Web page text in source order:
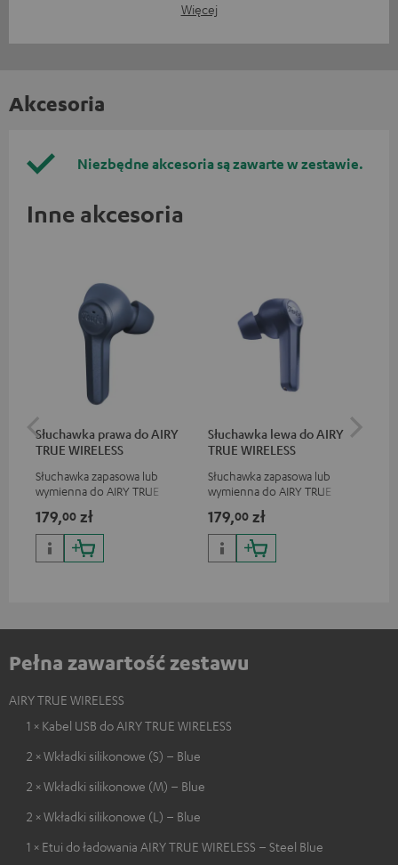
Więcej
Akcesoria
Niezbędne akcesoria są zawarte w zestawie.
Inne akcesoria
Słuchawka prawa do AIRY
TRUE WIRELESS
Słuchawka zapasowa lub
wymienna do AIRY TRUE
słuchawek AIRY TWS
179,00 zł
Słuchawka lewa do AIRY
TRUE WIRELESS
Słuchawka zapasowa lub
wymienna do AIRY TRUE
słuchawek AIRY TWS
179,00 zł
Pełna zawartość zestawu
AIRY TRUE WIRELESS
1 × Kabel USB do AIRY TRUE WIRELESS
2 × Wkładki silikonowe (S) – Blue
2 × Wkładki silikonowe (M) – Blue
2 × Wkładki silikonowe (L) – Blue
1 × Etui do ładowania AIRY TRUE WIRELESS – Steel Blue